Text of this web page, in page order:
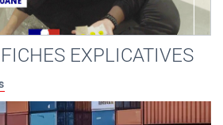
EXPLICATIVES